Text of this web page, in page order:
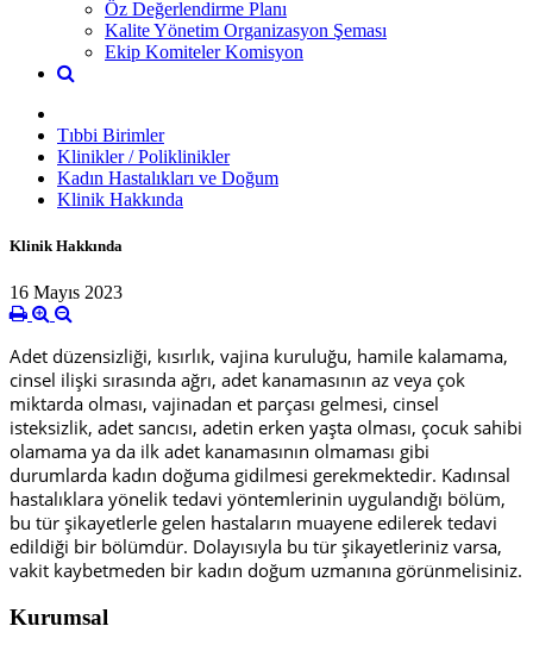
Öz Değerlendirme Planı
Kalite Yönetim Organizasyon Şeması
Ekip Komiteler Komisyon
Tıbbi Birimler
Klinikler / Poliklinikler
Kadın Hastalıkları ve Doğum
Klinik Hakkında
Klinik Hakkında
16 Mayıs 2023
Adet düzensizliği, kısırlık, vajina kuruluğu, hamile kalamama,
cinsel ilişki sırasında ağrı, adet kanamasının az veya çok
miktarda olması, vajinadan et parçası gelmesi, cinsel
isteksizlik, adet sancısı, adetin erken yaşta olması, çocuk sahibi
olamama ya da ilk adet kanamasının olmaması gibi
durumlarda kadın doğuma gidilmesi gerekmektedir. Kadınsal
hastalıklara yönelik tedavi yöntemlerinin uygulandığı bölüm,
bu tür şikayetlerle gelen hastaların muayene edilerek tedavi
edildiği bir bölümdür. Dolayısıyla bu tür şikayetleriniz varsa,
vakit kaybetmeden bir kadın doğum uzmanına görünmelisiniz.
Kurumsal